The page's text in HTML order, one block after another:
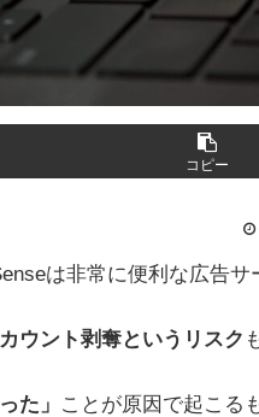
コピー
は非常に便利な広告サ
ウント剥奪というリスク
た」 ことが原因で起こる